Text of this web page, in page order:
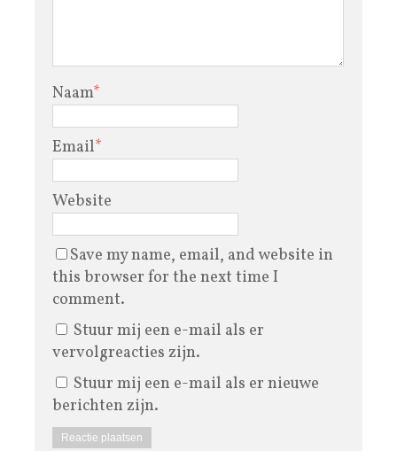
Naam*
Email*
Website
Save my name, email, and website in
this browser for the next time I
comment.
Stuur mij een e-mail als er
vervolgreacties zijn.
Stuur mij een e-mail als er nieuwe
berichten zijn.